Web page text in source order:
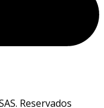
Reservados